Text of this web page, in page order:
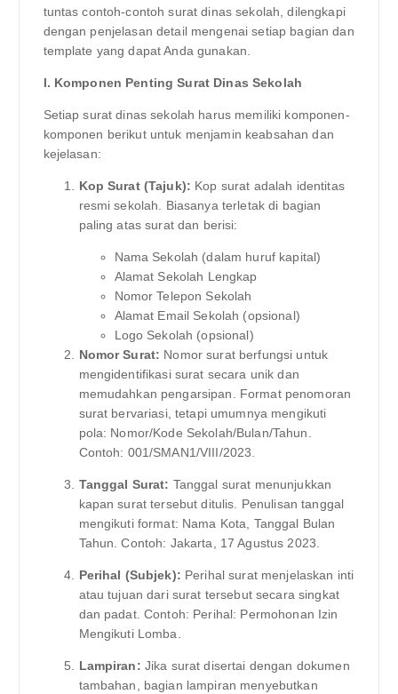
tuntas contoh-contoh surat dinas sekolah, dilengkapi
dengan penjelasan detail mengenai setiap bagian dan
template yang dapat Anda gunakan.
I. Komponen Penting Surat Dinas Sekolah
Setiap surat dinas sekolah harus memiliki komponen-
komponen berikut untuk menjamin keabsahan dan
kejelasan:
Kop Surat (Tajuk): Kop surat adalah identitas
resmi sekolah. Biasanya terletak di bagian
paling atas surat dan berisi:
Nama Sekolah (dalam huruf kapital)
Alamat Sekolah Lengkap
Nomor Telepon Sekolah
Alamat Email Sekolah (opsional)
Logo Sekolah (opsional)
Nomor Surat: Nomor surat berfungsi untuk
mengidentifikasi surat secara unik dan
memudahkan pengarsipan. Format penomoran
surat bervariasi, tetapi umumnya mengikuti
pola: Nomor/Kode Sekolah/Bulan/Tahun.
Contoh: 001/SMAN1/VIII/2023.
Tanggal Surat: Tanggal surat menunjukkan
kapan surat tersebut ditulis. Penulisan tanggal
mengikuti format: Nama Kota, Tanggal Bulan
Tahun. Contoh: Jakarta, 17 Agustus 2023.
Perihal (Subjek): Perihal surat menjelaskan inti
atau tujuan dari surat tersebut secara singkat
dan padat. Contoh: Perihal: Permohonan Izin
Mengikuti Lomba.
Lampiran: Jika surat disertai dengan dokumen
tambahan, bagian lampiran menyebutkan